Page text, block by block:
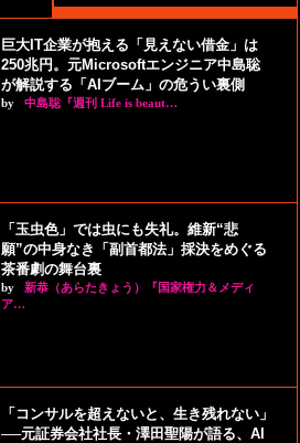
巨大IT企業が抱える「見えない借金」は
250兆円。元Microsoftエンジニア中島聡
が解説する「AIブーム」の危うい裏側
by 中島聡『週刊 Life is beaut…
「玉虫色」では虫にも失礼。維新“悲
願”の中身なき「副首都法」採決をめぐる
茶番劇の舞台裏
by
新恭（あらたきょう）『国家権力＆メディ
ア…
「コンサルを超えないと、生き残れない」
──元証券会社社長・澤田聖陽が語る、AI